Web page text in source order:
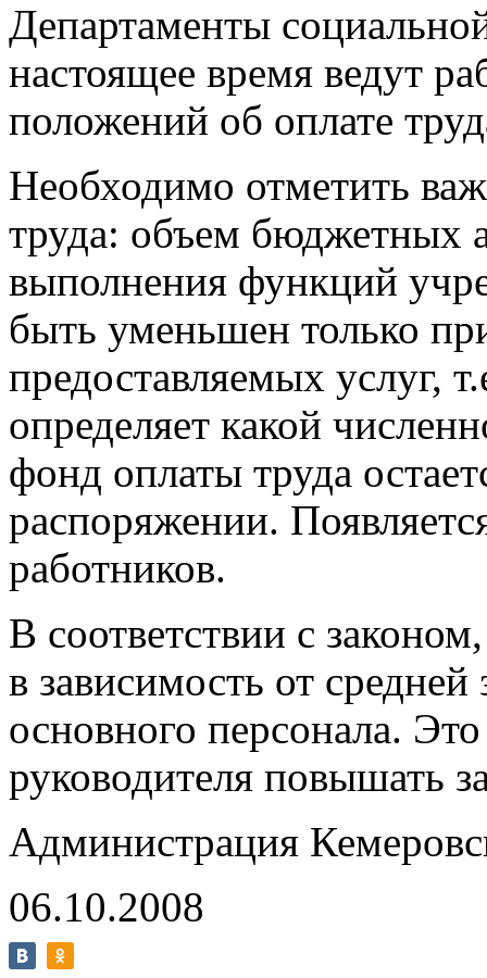
Департаменты
настоящее время ведут
положений об оплате
Необходимо отметить
труда: объем бюджетных
выполнения функций
быть уменьшен только
предоставляемых услуг,
определяет какой
фонд оплаты труда
распоряжении.
работников.
В соответствии с
в зависимость от
основного персонала.
руководителя повышать
Администрация
06.10.2008